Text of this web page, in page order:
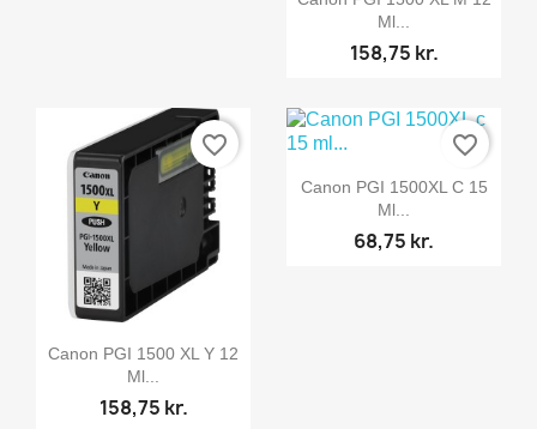
Ml...
158,75 kr.
Vis her
Canon PGI 1500 XL Y 12
Ml...
158,75 kr.
favorite_border
Vis her
Canon PGI 1500XL C 15
Ml...
68,75 kr.
favorite_border